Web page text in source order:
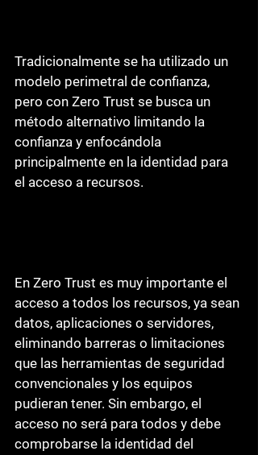
Tradicionalmente se ha utilizado un
modelo perimetral de confianza,
pero con Zero Trust se busca un
método alternativo limitando la
confianza y enfocándola
principalmente en la identidad para
el acceso a recursos.
En Zero Trust es muy importante el
acceso a todos los recursos, ya sean
datos, aplicaciones o servidores,
eliminando barreras o limitaciones
que las herramientas de seguridad
convencionales y los equipos
pudieran tener. Sin embargo, el
acceso no será para todos y debe
comprobarse la identidad del